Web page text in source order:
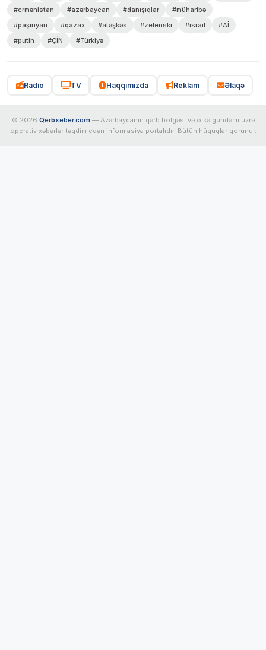
#ermənistan #azərbaycan #danışıqlar
#müharibə
#paşinyan
#qazax #atəşkəs #zelenski #israil
#Aİ
#putin
#ÇİN #Türkiyə
Radio TV Haqqımızda Reklam Əlaqə
© 2026 Qerbxeber.com — Azərbaycanın qərb bölgəsi və ölkə gündəmi üzrə
operativ xəbərlər təqdim edən informasiya portalıdır. Bütün hüquqlar qorunur.